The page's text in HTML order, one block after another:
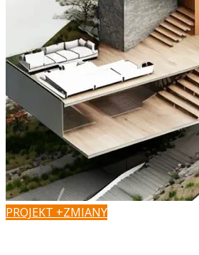
PROJEKT +ZMIANY